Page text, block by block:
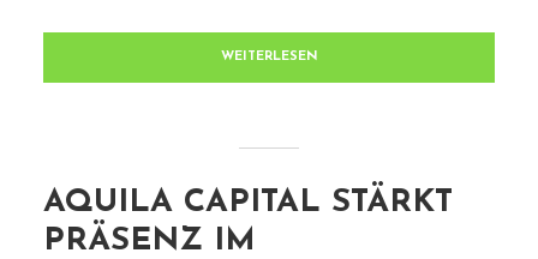
WEITERLESEN
AQUILA CAPITAL STÄRKT
PRÄSENZ IM